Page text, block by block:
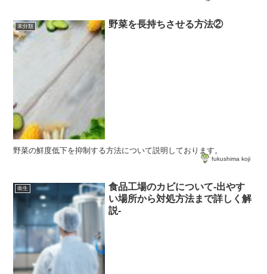
未分類 野菜を長持ちさせる方法②
野菜の鮮度低下を抑制する方法について説明しております。
fukushima koji
衛生
食品工場のカビについて-出やす
い場所から対処方法まで詳しく解
説-